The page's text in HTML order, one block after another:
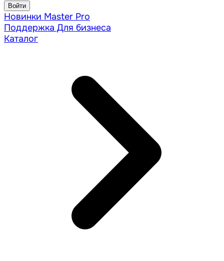
Войти
Новинки Master Pro
Поддержка Для бизнеса
Каталог